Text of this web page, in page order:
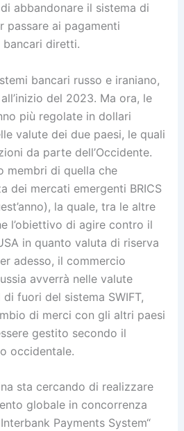
abbandonare il sistema di
passare ai pagamenti
diretti.
bancari russo e iraniano,
del 2023. Ma ora, le
più regolate in dollari
valute dei due paesi, le quali
da parte dell’Occidente.
membri di quella che
dei mercati emergenti BRICS
la quale, tra le altre
l’obiettivo di agire contro il
in quanto valuta di riserva
adesso, il commercio
avverrà nelle valute
fuori del sistema SWIFT,
di merci con gli altri paesi
gestito secondo il
occidentale.
sta cercando di realizzare
globale in concorrenza
Payments System“